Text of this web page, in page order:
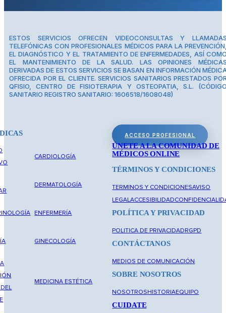
ESTOS SERVICIOS OFRECEN VIDEOCONSULTAS Y
TELEFÓNICAS CON PROFESIONALES MÉDICOS PARA LA
EL DIAGNÓSTICO Y EL TRATAMIENTO DE ENFERMEDADES, ASÍ
EL MANTENIMIENTO DE LA SALUD. LAS OPINIONES
DERIVADAS DE ESTOS SERVICIOS SE BASAN EN INFORMACIÓN
OFRECIDA POR EL CLIENTE. SERVICIOS SANITARIOS PRESTADOS
QFISIO, CENTRO DE FISIOTERAPIA Y OSTEOPATIA, S.L.
SANITARIO REGISTRO SANITARIO: 1606518/1608048)
CARDIOLOGÍA
DERMATOLOGÍA
ENFERMERÍA
GINECOLOGÍA
MEDICINA ESTÉTICA
ACCESO PROFESIONAL
ÚNETE A LA COMUNIDAD DE
MÉDICOS ONLINE
TÉRMINOS Y CONDICIONES
TERMINOS Y CONDICIONESAVISO
LEGALACCESIBILIDAD
POLÍTICA Y PRIVACIDAD
POLITICA DE PRIVACIDADRGPD
CONTÁCTANOS
MEDIOS DE COMUNICACIÓN
SOBRE NOSOTROS
NOSOTROSHISTORIAEQUIPO
CUIDATE